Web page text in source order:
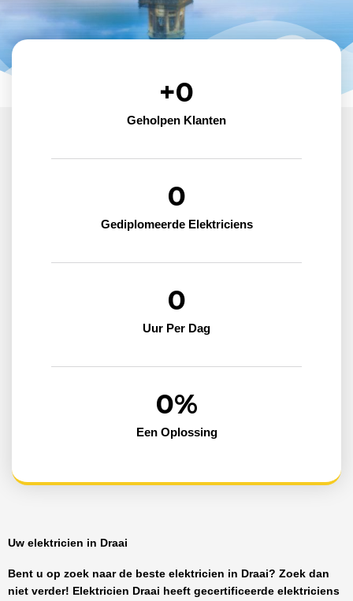
Geholpen Klanten
+0
Gediplomeerde Elektriciens
0
Uur Per Dag
0
Een Oplossing
0%
Uw elektricien in Draai
Bent u op zoek naar de beste elektricien in Draai? Zoek dan
niet verder! Elektricien Draai heeft gecertificeerde elektriciens